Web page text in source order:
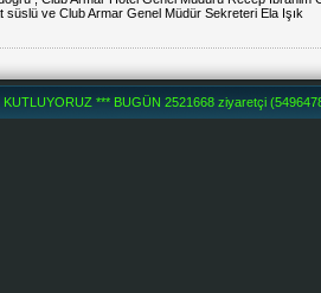
süslü ve Club Armar Genel Müdür Sekreteri Ela Işık
KUTLUYORUZ *** BUGÜN 2521668 ziyaretçi